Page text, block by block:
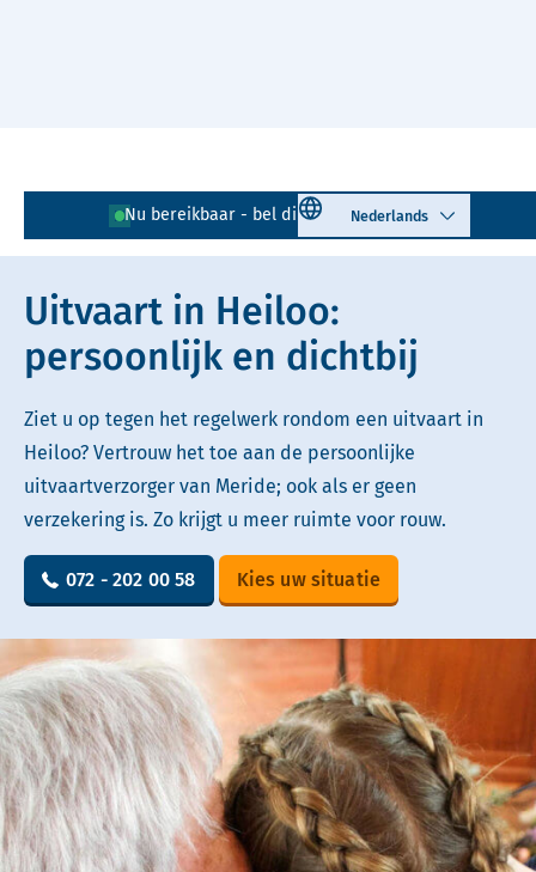
Nu bereikbaar - bel direct! 072 - 202 00 58
Select language
Lees voor Uitleg woorden
Simpele tekst
Uitvaart in Heiloo:
persoonlijk en dichtbij
Ziet u op tegen het regelwerk rondom een uitvaart in
Heiloo? Vertrouw het toe aan de persoonlijke
uitvaartverzorger van Meride; ook als er geen
verzekering is. Zo krijgt u meer ruimte voor rouw.
072 - 202 00 58 Kies uw situatie